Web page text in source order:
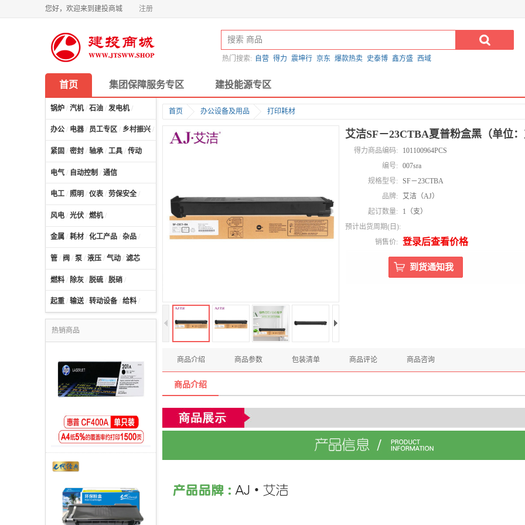
您好，欢迎来到建投商城 注册
热门搜索: 自营 得力 震坤行 京东 爆款热卖 史泰博 鑫方盛 西域
首页 集团保障服务专区 建投能源专区
锅炉 / 汽机/ 石油 / 发电机/
办公 / 电器 / 员工专区 / 乡村振兴 / 计算机及配件 /
紧固 / 密封 / 轴承 / 工具 / 传动
电气 / 自动控制 / 通信
电工 / 照明 / 仪表 / 劳保安全 /
风电 / 光伏 / 燃机/
金属 / 耗材 / 化工产品 / 杂品 /
管 / 阀 / 泵 / 液压 / 气动 / 滤芯
燃料 / 除灰 / 脱硫 / 脱硝 /
起重 / 输送/ 转动设备 / 给料 /
热销商品
首页 办公设备及用品 打印耗材
艾洁SF－23CTBA夏普粉盒黑（单位
得力商品编码:
101100964PCS
编号:
007sra
规格型号:
SF－23CTBA
品牌:
艾洁（AJ）
起订数量:
1（支）
预计出货周期(日):
销售价:
登录后查看价格
商品介绍 商品参数 包装清单 商品评论 商品咨询
商品介绍